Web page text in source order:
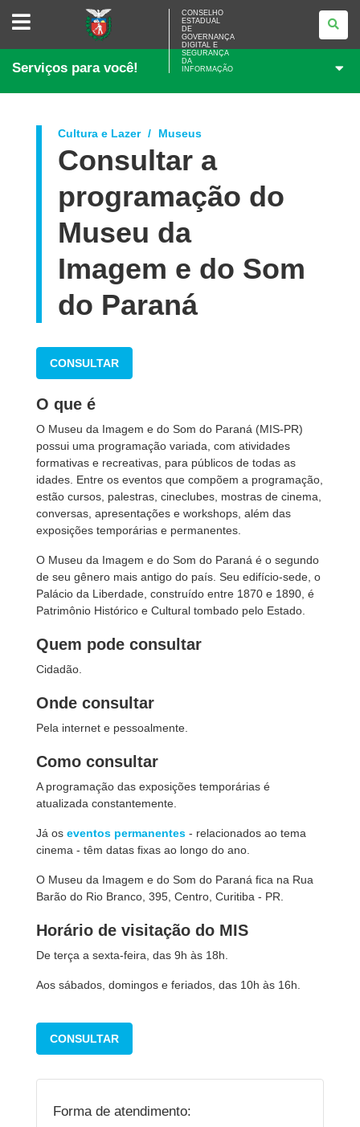
CONSELHO
ESTADUAL
GOVERNANÇA
E
DA
CONSELHO
ESTADUAL
DE
GOVERNANÇA
DIGITAL E
SEGURANÇA
DA
INFORMAÇÃO
Serviços para você!
Cultura e Lazer Museus
Consultar a
programação do
Museu da
Imagem e do Som
do Paraná
CONSULTAR
O que é
O Museu da Imagem e do Som do Paraná (MIS-PR)
possui uma programação variada, com atividades
formativas e recreativas, para públicos de todas as
idades. Entre os eventos que compõem a programação,
estão cursos, palestras, cineclubes, mostras de cinema,
conversas, apresentações e workshops, além das
exposições temporárias e permanentes.
O Museu da Imagem e do Som do Paraná é o segundo
de seu gênero mais antigo do país. Seu edifício-sede, o
Palácio da Liberdade, construído entre 1870 e 1890, é
Patrimônio Histórico e Cultural tombado pelo Estado.
Quem pode consultar
Cidadão.
Onde consultar
Pela internet e pessoalmente.
Como consultar
A programação das exposições temporárias é
atualizada constantemente.
Já os eventos permanentes - relacionados ao tema
cinema - têm datas fixas ao longo do ano.
O Museu da Imagem e do Som do Paraná fica na Rua
Barão do Rio Branco, 395, Centro, Curitiba - PR.
Horário de visitação do MIS
De terça a sexta-feira, das 9h às 18h.
Aos sábados, domingos e feriados, das 10h às 16h.
CONSULTAR
Forma de atendimento: